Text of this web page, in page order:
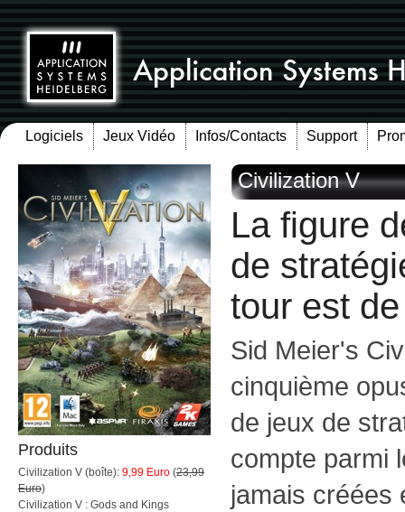
Logiciels Jeux Vidéo Infos/Contacts Support
Produits
Civilization V (boîte): 9,99 Euro (23,99
Euro)
Civilization V : Gods and Kings
Civilization V
La figure
de
tour est
Sid Meier's
cinquième
de jeux de
compte parmi
jamais créées